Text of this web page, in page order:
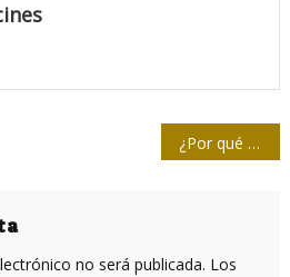
¿Por qué estamos aquí y los neandertales no?
no será publicada. Los